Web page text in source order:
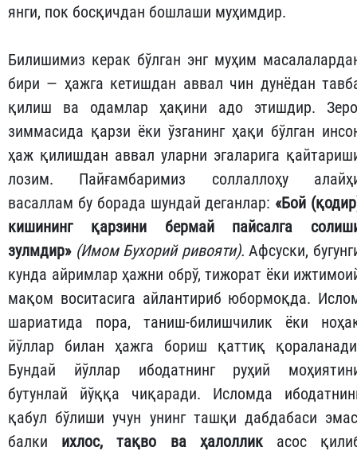
янги, пок босқичдан бошлаши муҳимдир.
Билишимиз керак бўлган энг муҳим
бири — ҳажга кетишдан аввал чин дунёдан
қилиш ва одамлар ҳақини адо этишдир.
зиммасида қарзи ёки ўзганинг ҳақи бўлган
ҳаж қилишдан аввал уларни эгаларига
лозим. Пайғамбаримиз соллаллоҳу
васаллам бу борада шундай деганлар: «Бой
кишининг қарзини бермай пайсалга
зулмдир» (Имом Бухорий ривояти). Афсуски,
кунда айримлар ҳажни обрў, тижорат ёки
мақом воситасига айлантириб юбормоқда.
шариатида пора, таниш-билишчилик ёки
йўллар билан ҳажга бориш қаттиқ
Бундай йўллар ибодатнинг руҳий
бутунлай йўққа чиқаради. Исломда
қабул бўлиши учун унинг ташқи дабдабаси
балки ихлос, тақво ва ҳалолликасос